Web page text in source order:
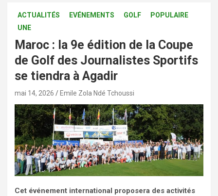
ACTUALITÉS EVÉNEMENTS GOLF
POPULAIRE
UNE
Maroc : la 9e édition de la Coupe
de Golf des Journalistes Sportifs
se tiendra à Agadir
mai 14, 2026 Emile Zola Ndé Tchoussi
Cet événement international proposera des activités